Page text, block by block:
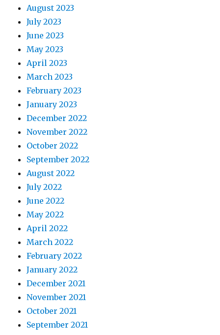
August 2023
July 2023
June 2023
May 2023
April 2023
March 2023
February 2023
January 2023
December 2022
November 2022
October 2022
September 2022
August 2022
July 2022
June 2022
May 2022
April 2022
March 2022
February 2022
January 2022
December 2021
November 2021
October 2021
September 2021